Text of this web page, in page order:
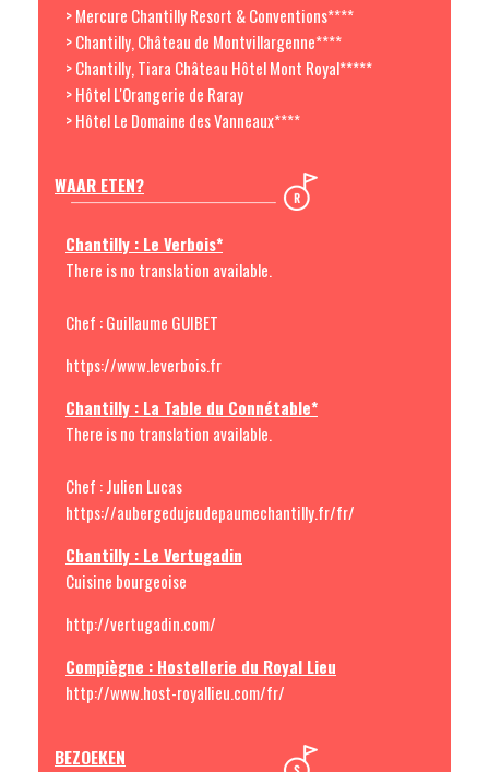
> Mercure Chantilly Resort & Conventions****
> Chantilly, Château de Montvillargenne****
> Chantilly, Tiara Château Hôtel Mont Royal*****
> Hôtel L'Orangerie de Raray
> Hôtel Le Domaine des Vanneaux****
WAAR ETEN?
Chantilly : Le Verbois*
There is no translation available.
Chef : Guillaume GUIBET
https://www.leverbois.fr
Chantilly : La Table du Connétable*
There is no translation available.
Chef : Julien Lucas
https://aubergedujeudepaumechantilly.fr/fr/
Chantilly : Le Vertugadin
Cuisine bourgeoise
http://vertugadin.com/
Compiègne : Hostellerie du Royal Lieu
http://www.host-royallieu.com/fr/
BEZOEKEN